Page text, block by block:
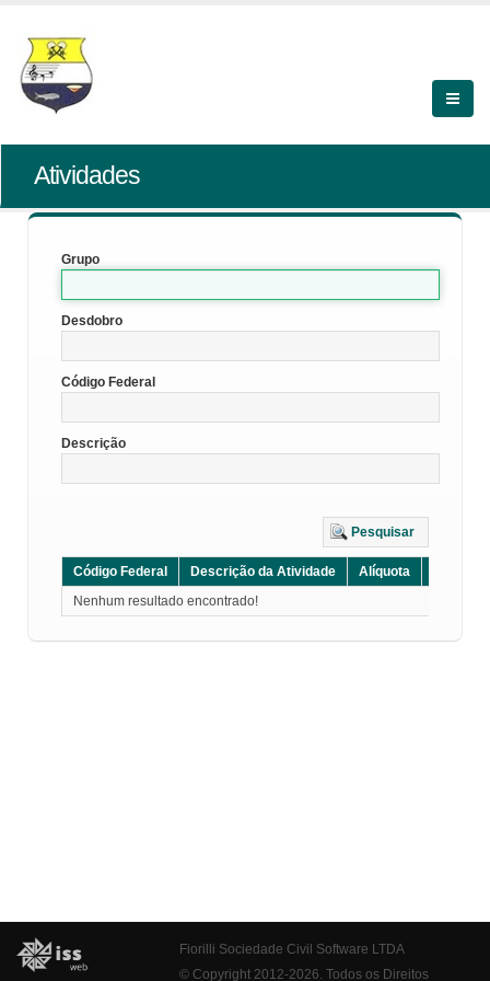
Atividades
Grupo
Desdobro
Código Federal
Descrição
Pesquisar
Código Federal Descrição da Atividade Alíquota
Nenhum resultado encontrado!
Fiorilli Sociedade Civil Software LTDA
© Copyright 2012-2026. Todos os Direitos